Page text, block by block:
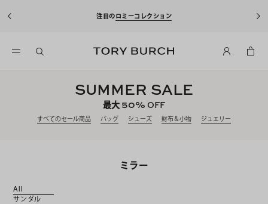
ン
込)以上のお買い物にご利用いただ
SUMMER SALE
最大50% OFF
すべてのセール商品 バッグ シューズ 財布＆小物 ジュエリー
ミラー
All
サンダル